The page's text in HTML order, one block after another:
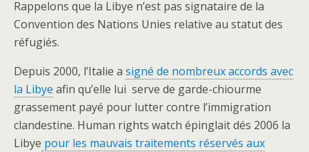
Rappelons que la Libye n’est pas signataire de la
Convention des Nations Unies relative au statut des
réfugiés.
Depuis 2000, l’Italie a signé de nombreux accords avec
la Libye afin qu’elle lui serve de garde-chiourme
grassement payé pour lutter contre l’immigration
clandestine. Human rights watch épinglait dés 2006 la
Libye pour les mauvais traitements réservés aux